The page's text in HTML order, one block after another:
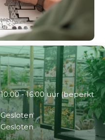
10:00 - 16:00 uur (beperkt
Gesloten
Gesloten